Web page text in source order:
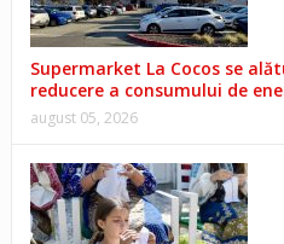
Supermarket La Cocos se
reducere a consumului de
august 05, 2026